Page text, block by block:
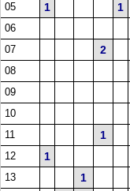
05 1 1
06
07 2
08
09
10
11 1
12 1
13 1